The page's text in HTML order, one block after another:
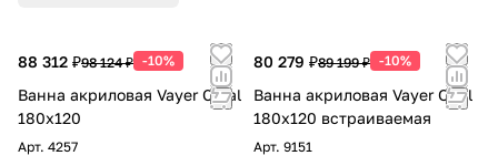
88 312 ₽98 124 ₽ -10%
Ванна акриловая Vayer Coral
180x120
Арт. 4257
80 279 ₽89 199 ₽ -10%
Ванна акриловая Vayer Opal
180x120 встраиваемая
Арт. 9151